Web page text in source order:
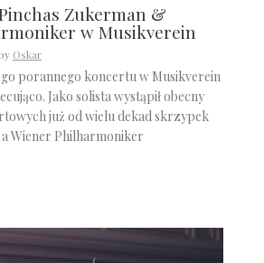
Zukerman &
w Musikverein
Oskar
porannego koncertu w Musikverein
Jako solista wystąpił obecny
już od wielu dekad skrzypek
Wiener Philharmoniker